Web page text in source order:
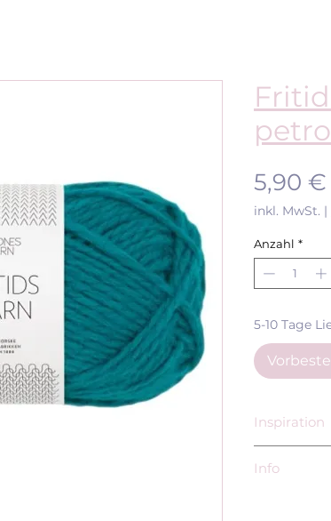
5,90 €
inkl. MwSt. |
Anzahl *
5-10 Tage
Inspiration
Ravelry
Info